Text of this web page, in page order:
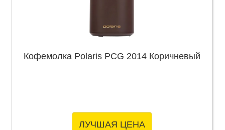
Кофемолка Polaris PCG 2014 Коричневый
ЛУЧШАЯ ЦЕНА